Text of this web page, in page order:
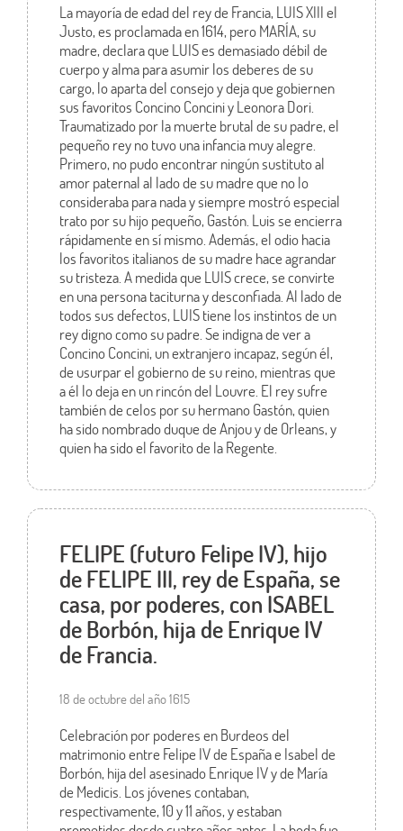
La mayoría de edad del rey de Francia, LUIS XIII el
Justo, es proclamada en 1614, pero MARÍA, su
madre, declara que LUIS es demasiado débil de
cuerpo y alma para asumir los deberes de su
cargo, lo aparta del consejo y deja que gobiernen
sus favoritos Concino Concini y Leonora Dori.
Traumatizado por la muerte brutal de su padre, el
pequeño rey no tuvo una infancia muy alegre.
Primero, no pudo encontrar ningún sustituto al
amor paternal al lado de su madre que no lo
consideraba para nada y siempre mostró especial
trato por su hijo pequeño, Gastón. Luis se encierra
rápidamente en sí mismo. Además, el odio hacia
los favoritos italianos de su madre hace agrandar
su tristeza. A medida que LUIS crece, se convirte
en una persona taciturna y desconfiada. Al lado de
todos sus defectos, LUIS tiene los instintos de un
rey digno como su padre. Se indigna de ver a
Concino Concini, un extranjero incapaz, según él,
de usurpar el gobierno de su reino, mientras que
a él lo deja en un rincón del Louvre. El rey sufre
también de celos por su hermano Gastón, quien
ha sido nombrado duque de Anjou y de Orleans, y
quien ha sido el favorito de la Regente.
FELIPE (futuro Felipe IV), hijo
de FELIPE III, rey de España, se
casa, por poderes, con ISABEL
de Borbón, hija de Enrique IV
de Francia.
18 de octubre del año 1615
Celebración por poderes en Burdeos del
matrimonio entre Felipe IV de España e Isabel de
Borbón, hija del asesinado Enrique IV y de María
de Medicis. Los jóvenes contaban,
respectivamente, 10 y 11 años, y estaban